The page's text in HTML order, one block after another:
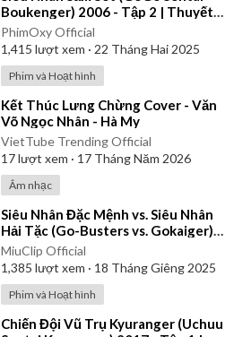
Boukenger) 2006 - Tập 2 | Thuyết
Minh
PhimOxy Official
1,415 lượt xem · 22 Tháng Hai 2025
Phim và Hoạt hình
⁣Kết Thúc Lưng Chừng Cover - Văn
Võ Ngọc Nhân - Hà My
VietTube Trending Official
17lượt xem · 17 Tháng Năm 2026
Âm nhạc
⁣Siêu Nhân Đặc Mệnh vs. Siêu Nhân
Hải Tặc (Go-Busters vs. Gokaiger) |
Vietsub
MiuClip Official
1,385 lượt xem · 18 Tháng Giêng 2025
Phim và Hoạt hình
⁣Chiến Đội Vũ Trụ Kyuranger (Uchuu